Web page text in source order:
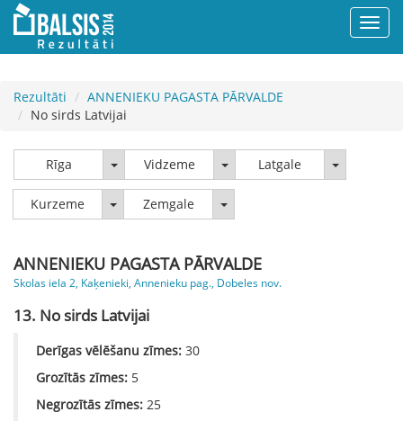
Rezultāti
ANNENIEKU PAGASTA PĀRVALDE
No sirds Latvijai
Rīga Rīga Vidzeme VidzemeLatgale Latgale
Kurzeme KurzemeZemgale Zemgale
ANNENIEKU PAGASTA PĀRVALDE
Skolas iela 2, Kaķenieki, Annenieku pag., Dobeles nov.
13. No sirds Latvijai
Derīgas vēlēšanu zīmes: 30
Grozītās zīmes: 5
Negrozītās zīmes: 25